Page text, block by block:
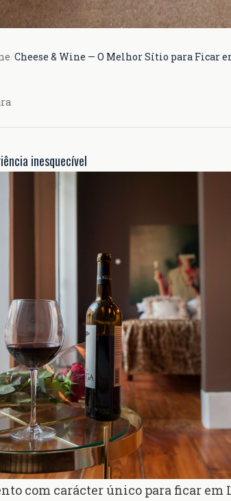
/Cheese & Wine — O Melhor Sítio para Ficar
inesquecível
com carácter único para ficar em